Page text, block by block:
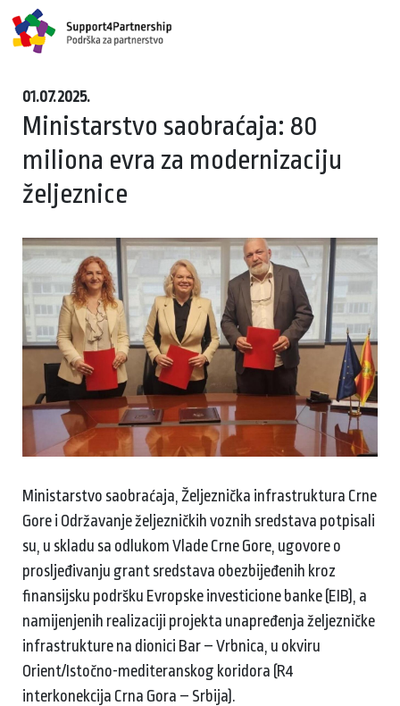
01.07.2025.
Ministarstvo saobraćaja: 80
miliona evra za modernizaciju
željeznice
Ministarstvo saobraćaja, Željeznička infrastruktura Crne
Gore i Održavanje željezničkih voznih sredstava potpisali
su, u skladu sa odlukom Vlade Crne Gore, ugovore o
prosljeđivanju grant sredstava obezbijeđenih kroz
finansijsku podršku Evropske investicione banke (EIB), a
namijenjenih realizaciji projekta unapređenja željezničke
infrastrukture na dionici Bar – Vrbnica, u okviru
Orient/Istočno-mediteranskog koridora (R4
interkonekcija Crna Gora – Srbija).